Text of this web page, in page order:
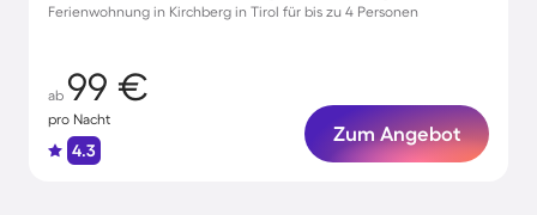
Ferienwohnung in Kirchberg in Tirol für bis zu 4 Personen
ab 99 €
pro Nacht
4.3
Zum Angebot